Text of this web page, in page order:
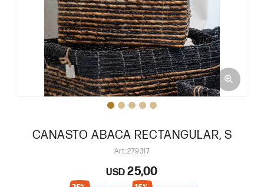
CANASTO ABACA RECTANGULAR, S
279317
USD 25,00